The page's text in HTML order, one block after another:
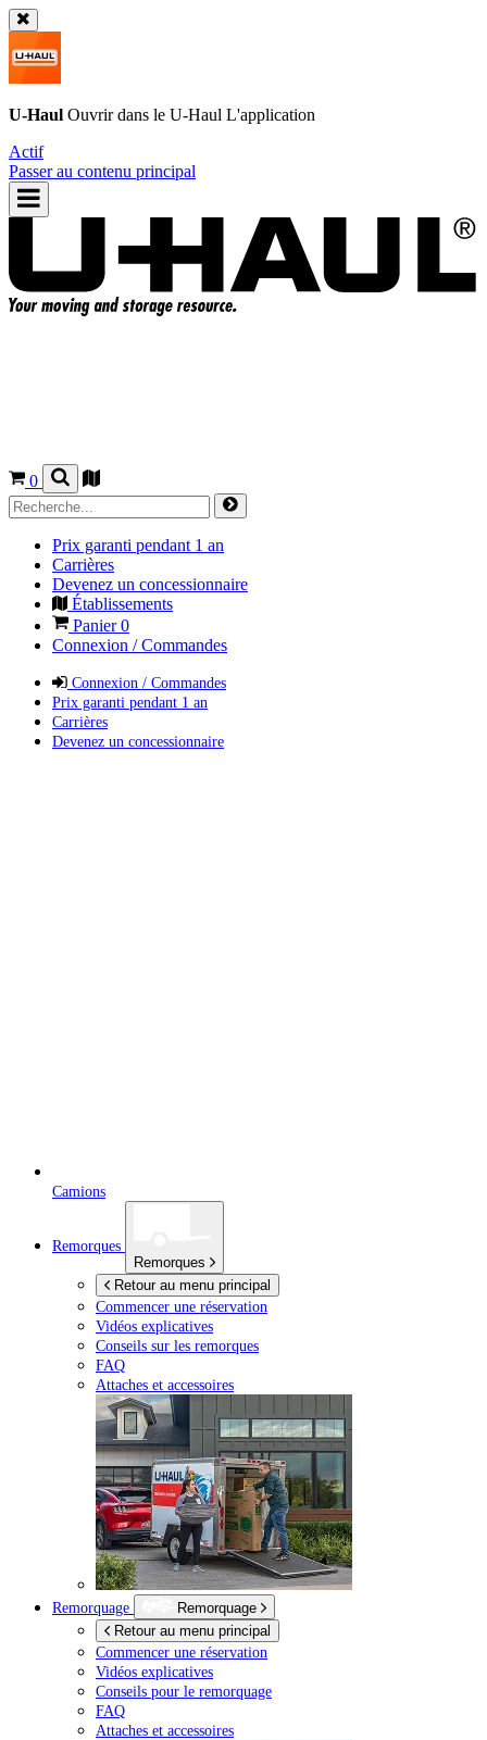
U-Haul Ouvrir dans le U-Haul L'application
Actif
Passer au contenu principal
0
Prix garanti pendant 1 an
Carrières
Devenez un concessionnaire
Établissements
Panier0
Connexion / Commandes
Connexion / Commandes
Prix garanti pendant 1 an
Carrières
Devenez un concessionnaire
Camions
Remorques
Remorques
Retour au menu principal
Commencer une réservation
Vidéos explicatives
Conseils sur les remorques
FAQ
Attaches et accessoires
Remorquage
Remorquage
Retour au menu principal
Commencer une réservation
Vidéos explicatives
Conseils pour le remorquage
FAQ
Attaches et accessoires